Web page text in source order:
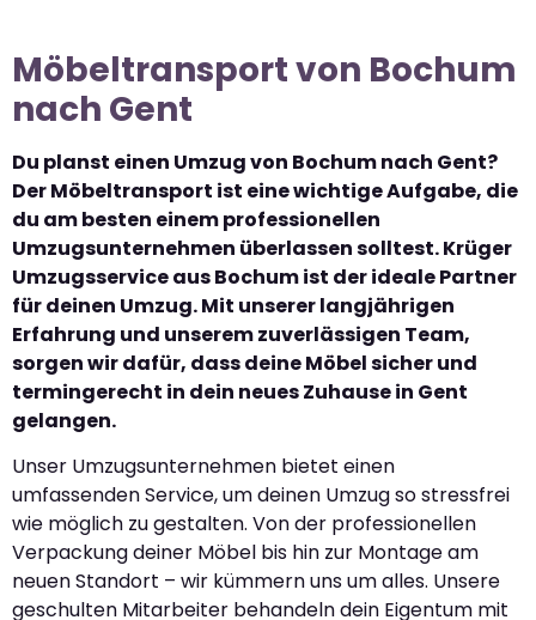
Möbeltransport von Bochum
nach Gent
Du planst einen Umzug von Bochum nach Gent?
Der Möbeltransport ist eine wichtige Aufgabe, die
du am besten einem professionellen
Umzugsunternehmen überlassen solltest. Krüger
Umzugsservice aus Bochum ist der ideale Partner
für deinen Umzug. Mit unserer langjährigen
Erfahrung und unserem zuverlässigen Team,
sorgen wir dafür, dass deine Möbel sicher und
termingerecht in dein neues Zuhause in Gent
gelangen.
Unser Umzugsunternehmen bietet einen
umfassenden Service, um deinen Umzug so stressfrei
wie möglich zu gestalten. Von der professionellen
Verpackung deiner Möbel bis hin zur Montage am
neuen Standort – wir kümmern uns um alles. Unsere
geschulten Mitarbeiter behandeln dein Eigentum mit